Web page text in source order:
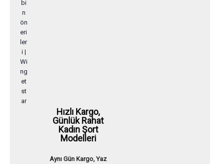
Aynı Gün Kargo, Yaz
Hızlı Kargo,
Günlük Rahat
Kadın Şort
Modelleri